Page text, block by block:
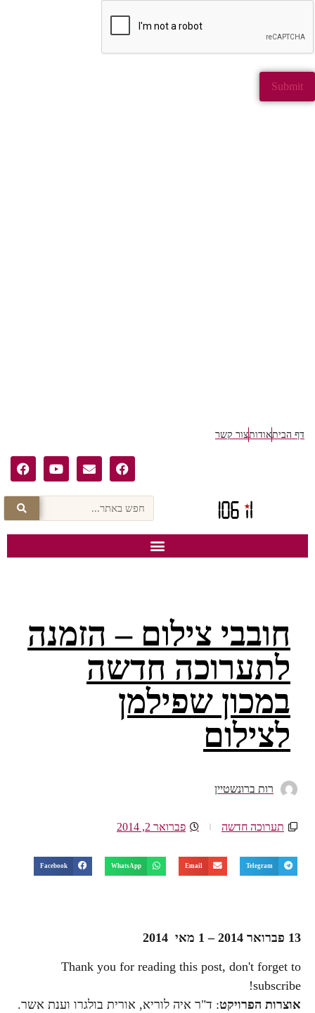
דף הביתאודותצור קשר
חובבי צילום – הזמנה
לתערוכה חדשה
במכון שפילמן
לצילום
רות ברונשטיין
תערוכה חדשה פברואר 2, 2014
Telegram
Email
WhatsApp
Facebook
13 פברואר 2014 – 1 מאי 2014
Thank you for reading this post, don't forget to
subscribe!
אוצרות הפרויקט: ד"ר איה לוריא, אורית בולגרו וענת אשר.